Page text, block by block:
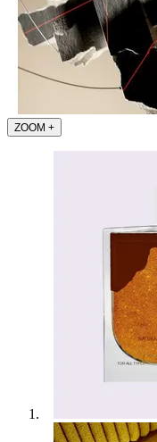
ZOOM +